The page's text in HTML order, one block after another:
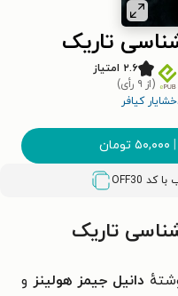
تاریک
۲.۶ امتیاز
(از ۹ رأی)
کیافر
| ۵۰,۰۰۰ تومان
OFF30
تاریک
دانیل جیمز هولینز و